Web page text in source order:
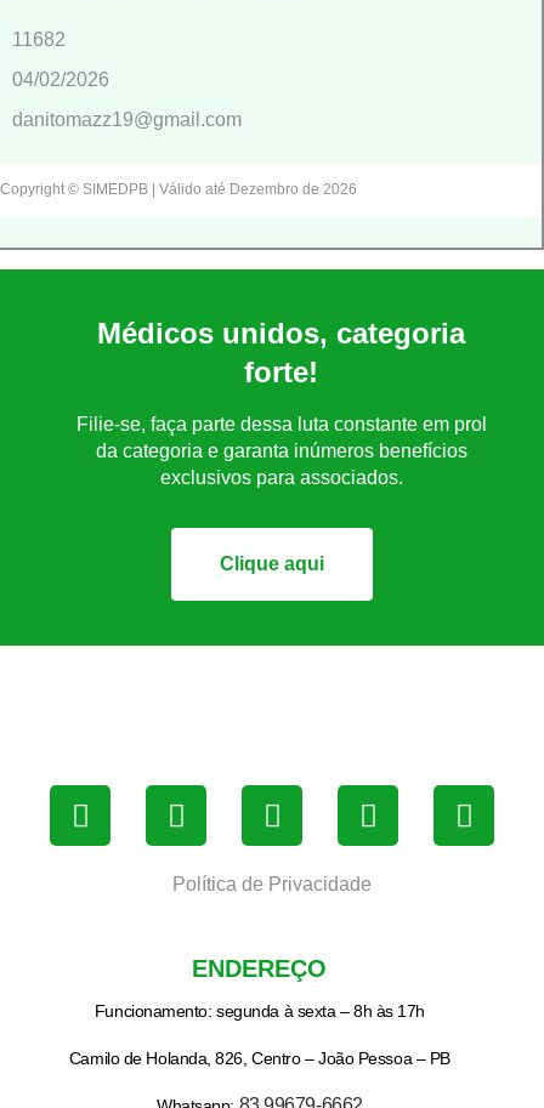
11682
04/02/2026
danitomazz19@gmail.com
Copyright © SIMEDPB | Válido até Dezembro de 2026
Médicos unidos, categoria
forte!
Filie-se, faça parte dessa luta constante em prol
da categoria e garanta inúmeros benefícios
exclusivos para associados.
Clique aqui
Política de Privacidade
ENDEREÇO
Funcionamento: segunda à sexta – 8h às 17h
Camilo de Holanda, 826, Centro – João Pessoa – PB